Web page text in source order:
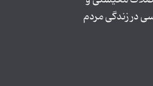
در زندگی مردم